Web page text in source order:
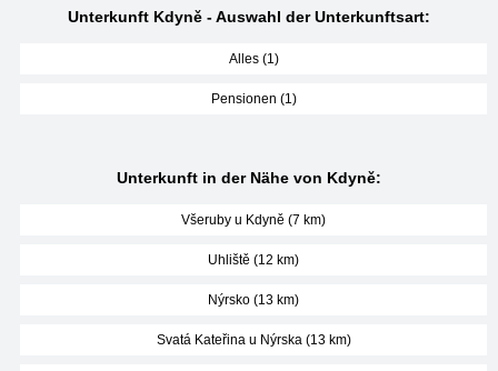
Unterkunft Kdyně - Auswahl der Unterkunftsart:
Alles (1)
Pensionen (1)
Unterkunft in der Nähe von Kdyně:
Všeruby u Kdyně (7 km)
Uhliště (12 km)
Nýrsko (13 km)
Svatá Kateřina u Nýrska (13 km)